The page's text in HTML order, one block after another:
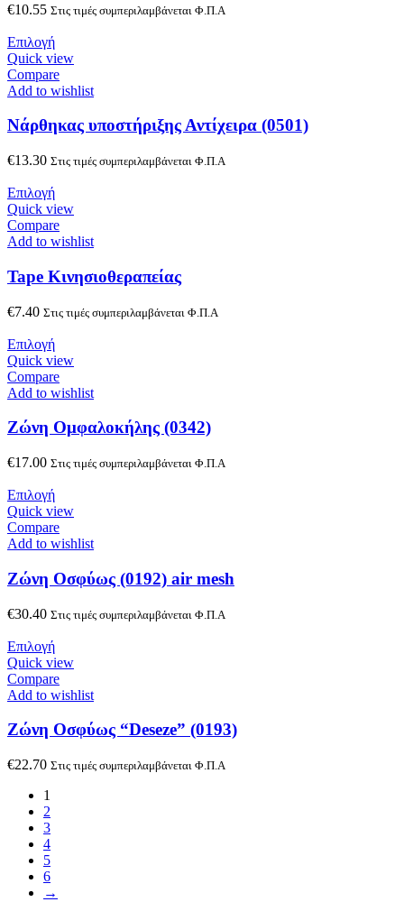
€10.55 Στις τιμές συμπεριλαμβάνεται Φ.Π.Α
Επιλογή
Quick view
Compare
Add to wishlist
Nάρθηκας υποστήριξης Αντίχειρα (0501)
€13.30 Στις τιμές συμπεριλαμβάνεται Φ.Π.Α
Επιλογή
Quick view
Compare
Add to wishlist
Tape Κινησιοθεραπείας
€7.40 Στις τιμές συμπεριλαμβάνεται Φ.Π.Α
Επιλογή
Quick view
Compare
Add to wishlist
Zώνη Oμφαλοκήλης (0342)
€17.00 Στις τιμές συμπεριλαμβάνεται Φ.Π.Α
Επιλογή
Quick view
Compare
Add to wishlist
Zώνη Oσφύως (0192) air mesh
€30.40 Στις τιμές συμπεριλαμβάνεται Φ.Π.Α
Επιλογή
Quick view
Compare
Add to wishlist
Zώνη Oσφύως “Deseze” (0193)
€22.70 Στις τιμές συμπεριλαμβάνεται Φ.Π.Α
1
2
3
4
5
6
→